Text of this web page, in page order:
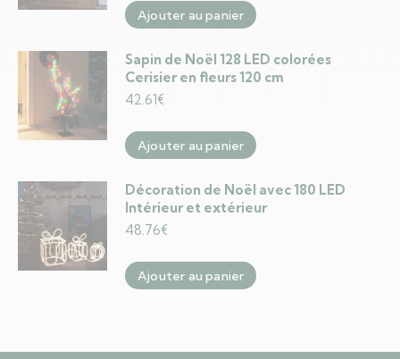
Ajouter au panier
Sapin de Noël 128 LED colorées
Cerisier en fleurs 120 cm
42.61€
Ajouter au panier
Décoration de Noël avec 180 LED
Intérieur et extérieur
48.76€
Ajouter au panier